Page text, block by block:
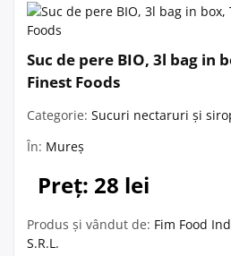
Suc de pere BIO, 3l bag in
Finest Foods
Categorie: Sucuri nectaruri și
În: Mureș
Preț: 28 lei
Produs și vândut de: Fim Food
S.R.L.